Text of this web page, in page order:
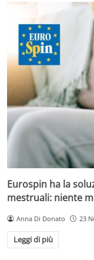
Eurospin ha la
mestruali: niente
Anna Di Donato 23
Leggi di più